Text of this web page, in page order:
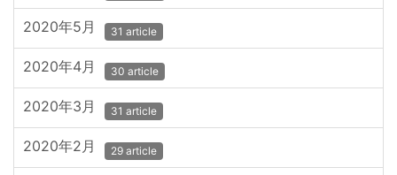
2020年5月 31 article
2020年4月 30 article
2020年3月 31 article
2020年2月 29 article